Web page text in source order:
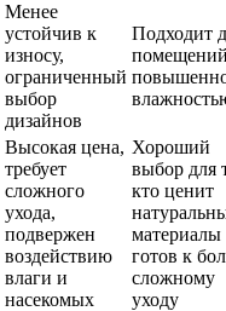
Менее
устойчив к
износу,
ограниченный
выбор
дизайнов
Подходит
Высокая цена,
требует
сложного
ухода,
подвержен
воздействию
влаги и
насекомых
Хороший
выбор для
кто ценит
материалы
готов к
сложному
уходу